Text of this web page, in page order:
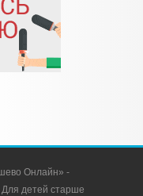
Онлайн» -
детей старше